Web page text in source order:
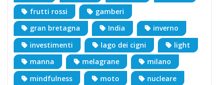
frutti rossi
gamberi
gran bretagna
India
inverno
investimenti
lago dei cigni
light
manna
melagrane
milano
mindfulness
moto
nucleare